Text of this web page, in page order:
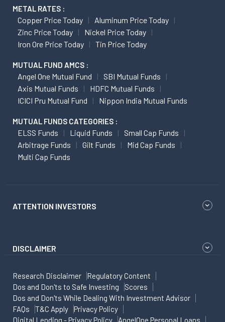
METAL RATES :
Copper Price Today
Aluminum Price Today
Zinc Price Today
Nickel Price Today
Iron Ore Price Today
Tin Price Today
MUTUAL FUND AMCS :
Angel One Mutual Fund
SBI Mutual Funds
Axis Mutual Funds
HDFC Mutual Funds
ICICI Pru Mutual Fund
Nippon India Mutual Funds
MUTUAL FUNDS CATEGORIES :
ELSS Funds Liquid Funds
Small Cap Funds
Arbitrage Funds
Gilt Funds
Mid Cap Funds
Multi Cap Funds
ATTENTION INVESTORS
DISCLAIMER
Research Disclaimer
Regulatory Content
Dos and Don'ts to Safe Investing
Scores
Dos and Don'ts While Dealing With Investment Advisor
FAQs
T&C Apply
Privacy Policy
Digital Lending - Privacy Policy
AngelOne Personal Loans